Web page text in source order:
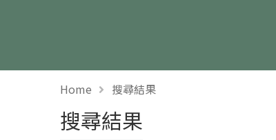
Home 搜尋結果
搜尋結果